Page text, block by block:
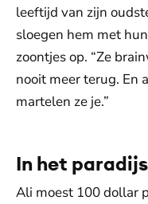
leeftijd van zijn
sloegen hem met
zoontjes op. “Ze
nooit meer terug. En
martelen ze je.”
In het paradijs
Ali moest 100 dollar